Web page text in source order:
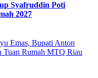
Syafruddin Poti
2027